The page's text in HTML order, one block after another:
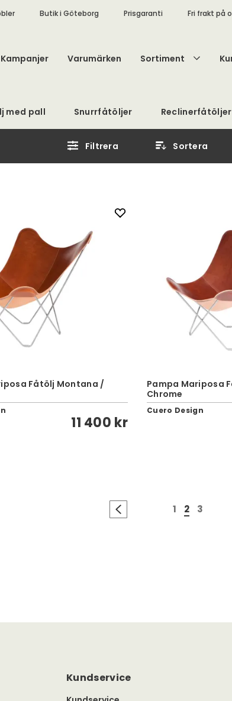
Butik i Göteborg Prisgaranti Fri frakt på
Kampanjer Varumärken Sortiment
med pall Snurrfåtöljer Reclinerfåtöljer
Filtrera Sortera
Fåtölj Montana /
11 400 kr
Pampa Mariposa
Chrome
Cuero Design
1 2 3
Kundservice